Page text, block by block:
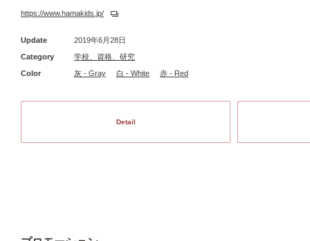
https://www.hamakids.jp/
Update
2019年6月28日
Category
学校、資格、研究
Color
灰 - Gray 白 - White 赤 - Red
Detail